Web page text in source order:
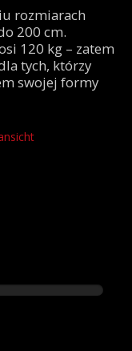
rozmiarach
200 cm.
120 kg – zatem
tych, którzy
swojej formy